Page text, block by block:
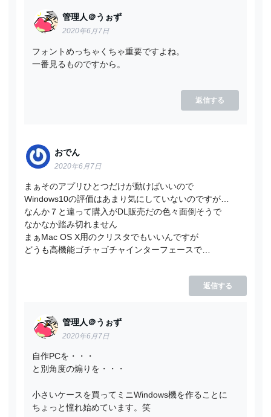
管理人＠うぉず
2020年6月7日
フォントめっちゃくちゃ重要ですよね。
一番見るものですから。
返信する
おでん
2020年6月7日
まぁそのアプリひとつだけが動けばいいので
Windows10の評価はあまり気にしていないのですが…
なんか７と違って購入がDL販売だの色々面倒そうで
なかなか踏み切れません
まぁMac OS X用のクリスタでもいいんですが
どうも高機能ゴチャゴチャインターフェースで…
返信する
管理人＠うぉず
2020年6月7日
自作PCを・・・
と別角度の煽りを・・・
小さいケースを買ってミニWindows機を作ることに
ちょっと憧れ始めています。笑